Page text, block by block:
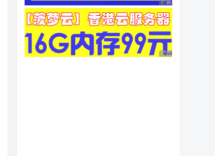
广告 商业广告，理性
广告 商业广告，理性